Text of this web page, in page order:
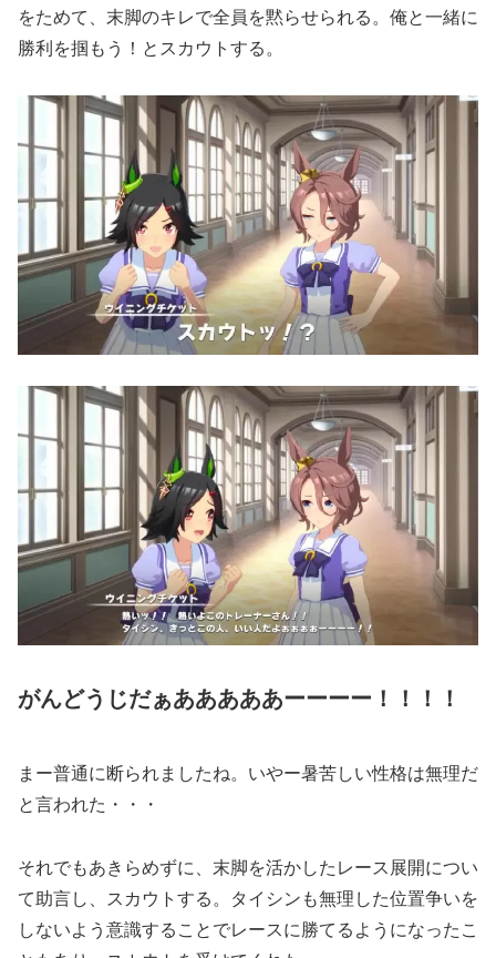
をためて、末脚のキレで全員を黙らせられる。俺と一緒に
勝利を掴もう！とスカウトする。
がんどうじだぁあああああーーーー！！！！
まー普通に断られましたね。いやー暑苦しい性格は無理だ
と言われた・・・
それでもあきらめずに、末脚を活かしたレース展開につい
て助言し、スカウトする。タイシンも無理した位置争いを
しないよう意識することでレースに勝てるようになったこ